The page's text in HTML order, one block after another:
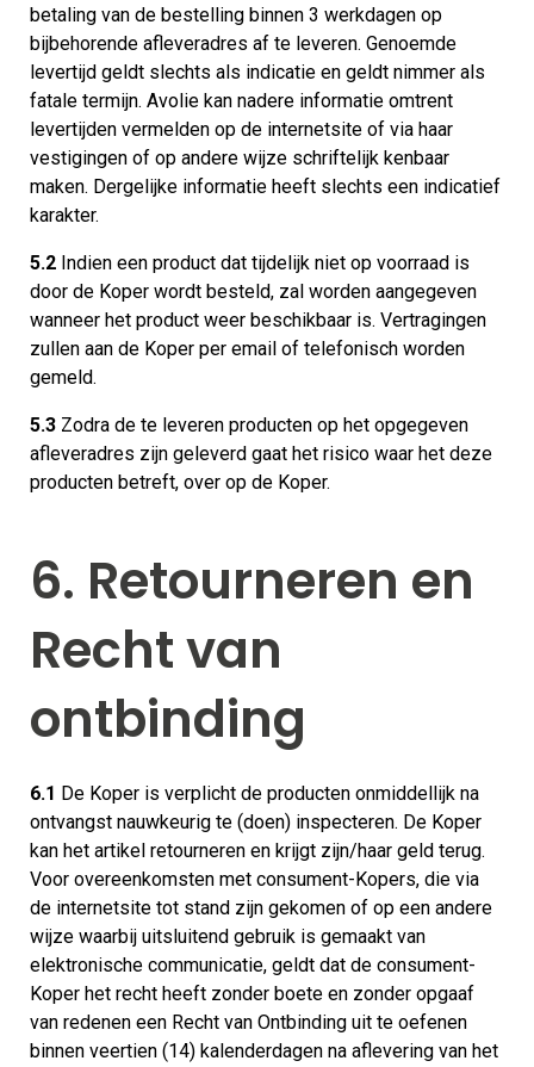
betaling van de bestelling binnen 3 werkdagen op
bijbehorende afleveradres af te leveren. Genoemde
levertijd geldt slechts als indicatie en geldt nimmer als
fatale termijn. Avolie kan nadere informatie omtrent
levertijden vermelden op de internetsite of via haar
vestigingen of op andere wijze schriftelijk kenbaar
maken. Dergelijke informatie heeft slechts een indicatief
karakter.
5.2 Indien een product dat tijdelijk niet op voorraad is
door de Koper wordt besteld, zal worden aangegeven
wanneer het product weer beschikbaar is. Vertragingen
zullen aan de Koper per email of telefonisch worden
gemeld.
5.3 Zodra de te leveren producten op het opgegeven
afleveradres zijn geleverd gaat het risico waar het deze
producten betreft, over op de Koper.
6. Retourneren en
Recht van
ontbinding
6.1 De Koper is verplicht de producten onmiddellijk na
ontvangst nauwkeurig te (doen) inspecteren. De Koper
kan het artikel retourneren en krijgt zijn/haar geld terug.
Voor overeenkomsten met consument-Kopers, die via
de internetsite tot stand zijn gekomen of op een andere
wijze waarbij uitsluitend gebruik is gemaakt van
elektronische communicatie, geldt dat de consument-
Koper het recht heeft zonder boete en zonder opgaaf
van redenen een Recht van Ontbinding uit te oefenen
binnen veertien (14) kalenderdagen na aflevering van het